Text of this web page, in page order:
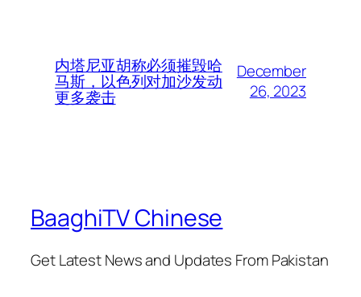
内塔尼亚胡称必须摧毁哈
马斯，以色列对加沙发动
更多袭击
December
26, 2023
BaaghiTV Chinese
Get Latest News and Updates From Pakistan